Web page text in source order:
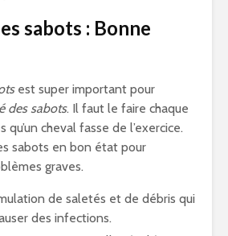
sabots : Bonne
est super important pour
des sabots. Il faut le faire chaque
cheval fasse de l’exercice.
sabots en bon état pour
graves.
de saletés et de débris qui
des infections.